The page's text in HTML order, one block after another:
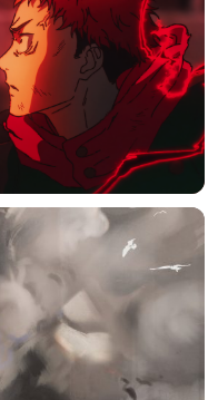
量和频率限制。